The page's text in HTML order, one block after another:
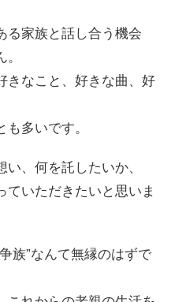
る家族と話し合う機会
きなこと、好きな曲、好
多いです。
、何を託したいか、
いただきたいと思いま
族”なんて無縁のはずで